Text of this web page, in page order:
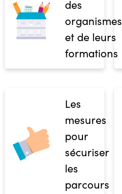
des
organismes
et de leurs
formations
Les
mesures
pour
sécuriser
les
parcours